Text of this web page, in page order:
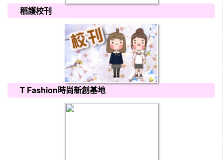
稻護校刊
T Fashion時尚新創基地